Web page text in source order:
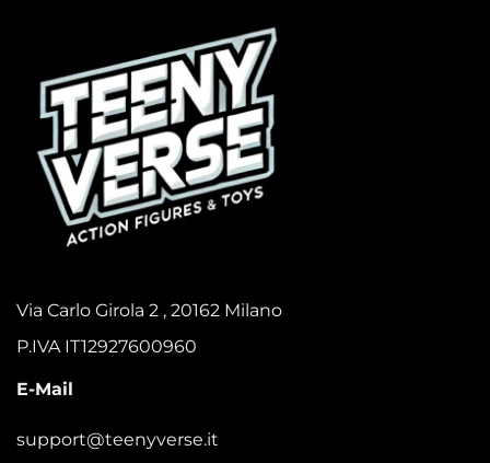
Via Carlo Girola 2 , 20162 Milano
P.IVA IT12927600960
E-Mail
support@teenyverse.it